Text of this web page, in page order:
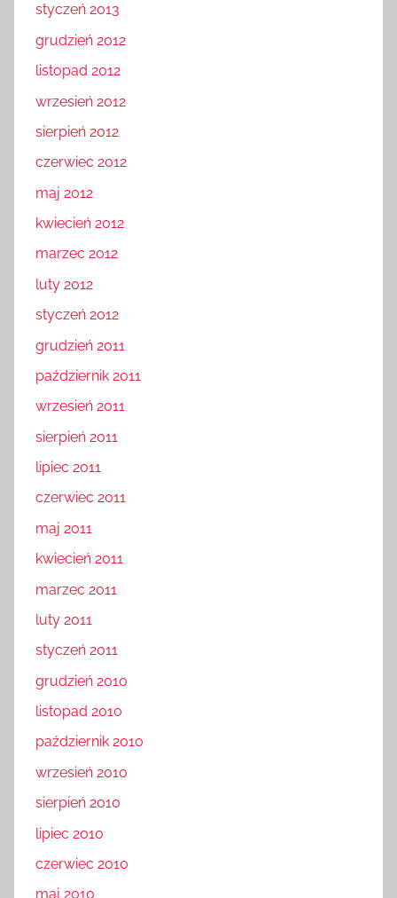
styczeń 2013
grudzień 2012
listopad 2012
wrzesień 2012
sierpień 2012
czerwiec 2012
maj 2012
kwiecień 2012
marzec 2012
luty 2012
styczeń 2012
grudzień 2011
październik 2011
wrzesień 2011
sierpień 2011
lipiec 2011
czerwiec 2011
maj 2011
kwiecień 2011
marzec 2011
luty 2011
styczeń 2011
grudzień 2010
listopad 2010
październik 2010
wrzesień 2010
sierpień 2010
lipiec 2010
czerwiec 2010
maj 2010